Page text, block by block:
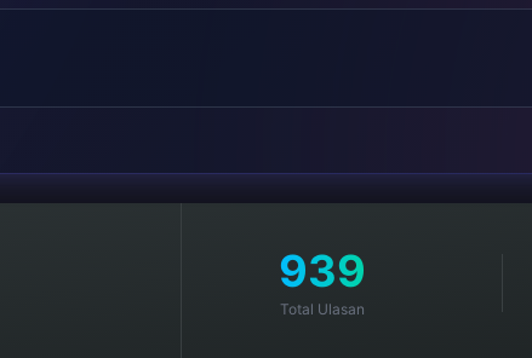
939
Total Ulasan